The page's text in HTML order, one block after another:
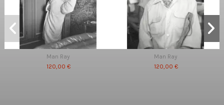
Man Ray
120,00 €
Man Ray
120,00 €